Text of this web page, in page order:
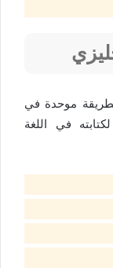
موحدة في
في اللغة